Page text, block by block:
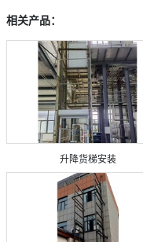
相关产品：
升降货梯安装